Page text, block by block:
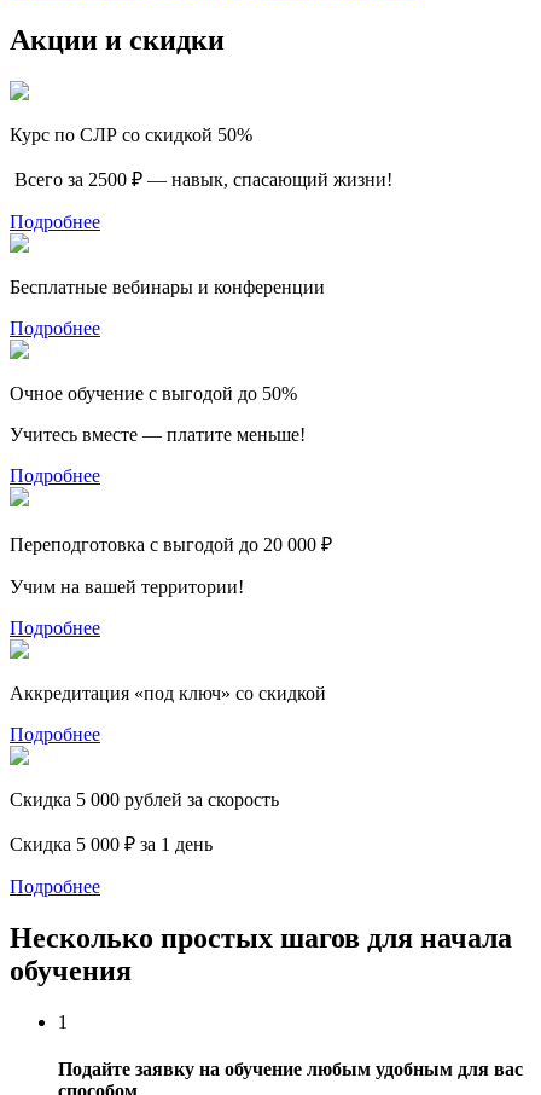
Акции и скидки
Курс по СЛР со скидкой 50%
Всего за 2500 ₽ — навык, спасающий жизни!
Подробнее
Бесплатные вебинары и конференции
Подробнее
Очное обучение с выгодой до 50%
Учитесь вместе — платите меньше!
Подробнее
Переподготовка с выгодой до 20 000 ₽
Учим на вашей территории!
Подробнее
Аккредитация «под ключ» со скидкой
Подробнее
Скидка 5 000 рублей за скорость
Скидка 5 000 ₽ за 1 день
Подробнее
Несколько простых шагов для начала
обучения
1
Подайте заявку на обучение любым удобным для вас
способом